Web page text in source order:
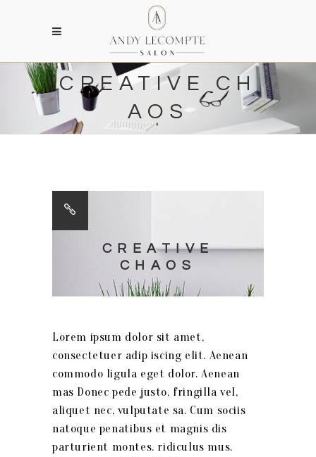
CREATIVE CH
AOS
CREATIVE
CHAOS
Lorem ipsum dolor sit amet,
consectetuer adip iscing elit. Aenean
commodo ligula eget dolor. Aenean
mas Donec pede justo, fringilla vel,
aliquet nec, vulputate sa. Cum sociis
natoque penatibus et magnis dis
parturient montes. ridiculus mus.